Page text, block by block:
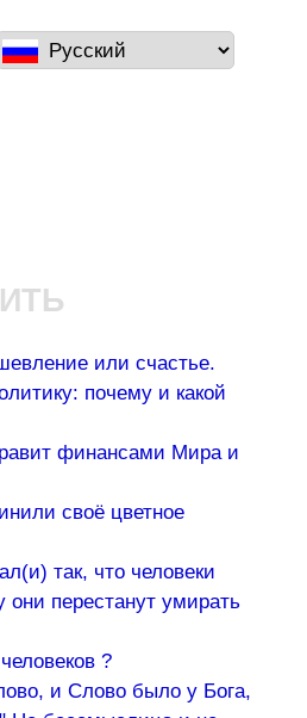
или счастье.
почему и какой
финансами Мира и
своё цветное
так, что человеки
перестанут умирать
?
и Слово было у Бога,